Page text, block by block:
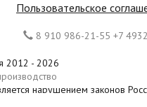
Пользовательское
8 910 986-21-55 +7
2012 - 2026
нарушением законов